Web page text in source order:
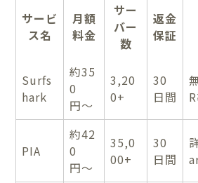
サービ
ス名
月額
料金
サー
バー
数
返金
保証
Surfs
hark
約35
0
円〜
3,20
0+
30
日間
PIA
約42
0
円〜
35,0
00+
30
日間